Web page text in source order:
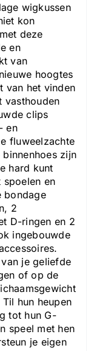
wigkussen
kon
deze
en
van
hoogtes
van het vinden
vasthouden
clips
en
fluweelzachte
zijn
hard kunt
spoelen en
bondage
2
D-ringen en 2
ingebouwde
je geliefde
of op de
hun heupen
tot hun G-
speel met hen
je eigen